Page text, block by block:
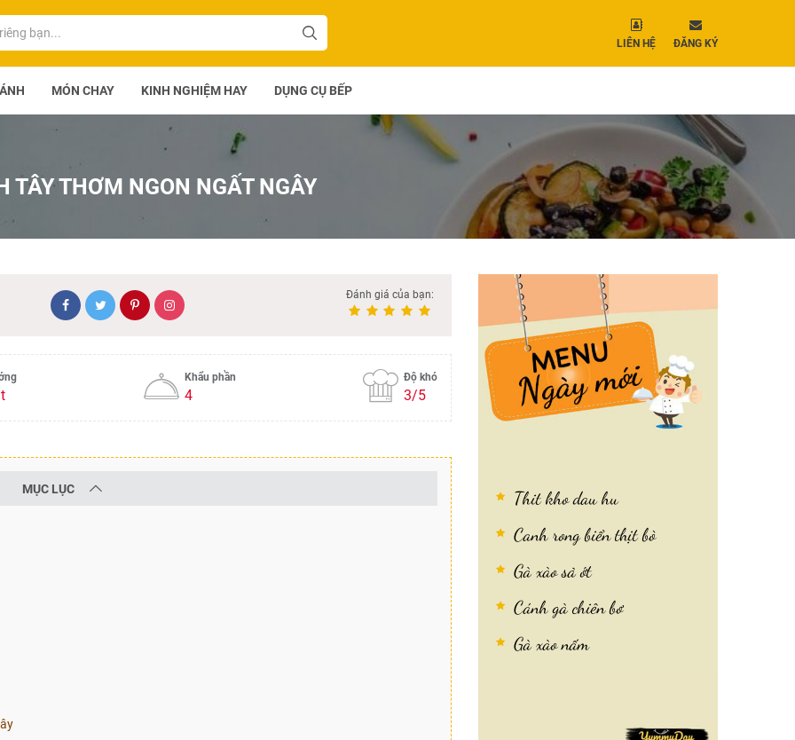
LIÊN HỆ ĐĂNG KÝ
MÓN CHAY KINH NGHIỆM HAY DỤNG CỤ BẾP
THƠM NGON NGẤT NGÂY
Đánh giá của bạn:
Khẩu phần
4
Độ khó
3/5
MỤC LỤC
Thit kho dau hu
Canh rong biển thịt bò
Gà xào sả ớt
Cánh gà chiên bơ
Gà xào nấm